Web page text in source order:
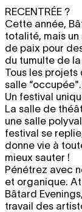
RECENTRÉE ?
Cette année,
totalité, mais un
de paix pour
du tumulte de la
Tous les
salle “occupée".
Un festival
La salle de
une salle
festival se
donne vie à
mieux sauter !
Pénétrez avec
et organique.
Bâtard
travail des